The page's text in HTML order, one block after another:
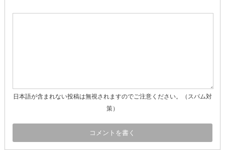
日本語が含まれない投稿は無視されますのでご注意ください。（スパム対
策）